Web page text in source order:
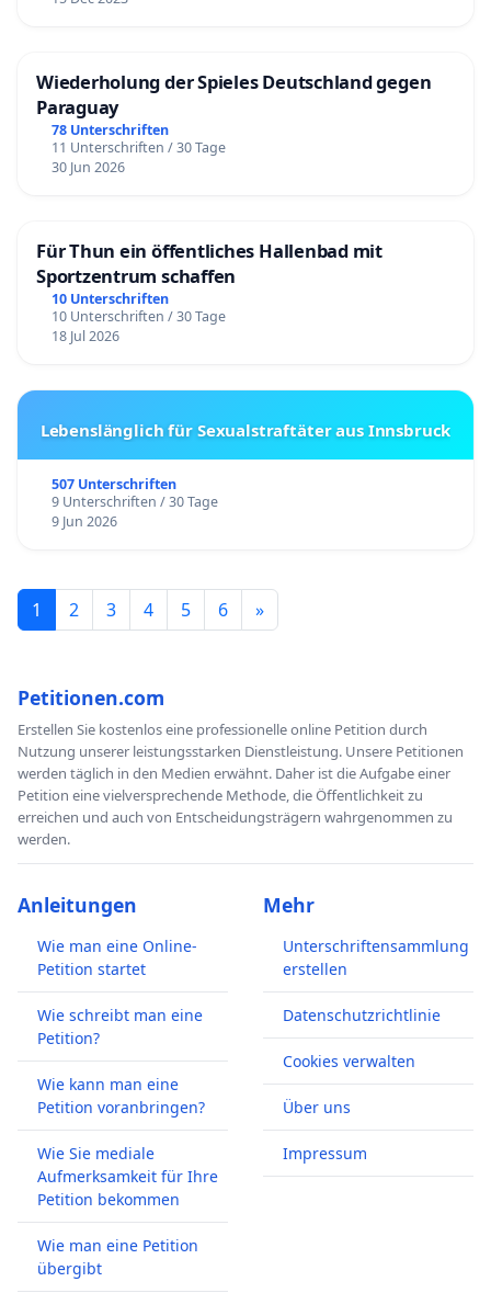
Wiederholung der Spieles Deutschland gegen
Paraguay
78 Unterschriften
11 Unterschriften / 30 Tage
30 Jun 2026
Für Thun ein öffentliches Hallenbad mit
Sportzentrum schaffen
10 Unterschriften
10 Unterschriften / 30 Tage
18 Jul 2026
Lebenslänglich für Sexualstraftäter aus Innsbruck
507 Unterschriften
9 Unterschriften / 30 Tage
9 Jun 2026
1 2 3 4 5 6 »
Petitionen.com
Erstellen Sie kostenlos eine professionelle online Petition durch
Nutzung unserer leistungsstarken Dienstleistung. Unsere Petitionen
werden täglich in den Medien erwähnt. Daher ist die Aufgabe einer
Petition eine vielversprechende Methode, die Öffentlichkeit zu
erreichen und auch von Entscheidungsträgern wahrgenommen zu
werden.
Anleitungen
Wie man eine Online-
Petition startet
Wie schreibt man eine
Petition?
Wie kann man eine
Petition voranbringen?
Wie Sie mediale
Aufmerksamkeit für Ihre
Petition bekommen
Wie man eine Petition
übergibt
Mehr
Unterschriftensammlung
erstellen
Datenschutzrichtlinie
Cookies verwalten
Über uns
Impressum